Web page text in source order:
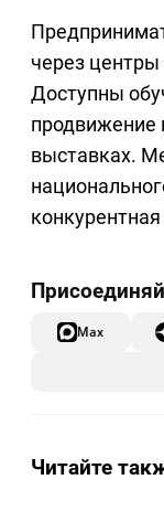
через центры
Доступны
продвижение
выставках.
Max
Читайте